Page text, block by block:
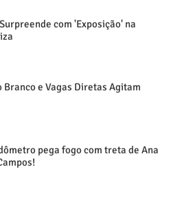
com 'Exposição' na
Branco e Vagas Diretas Agitam
pega fogo com treta de Ana